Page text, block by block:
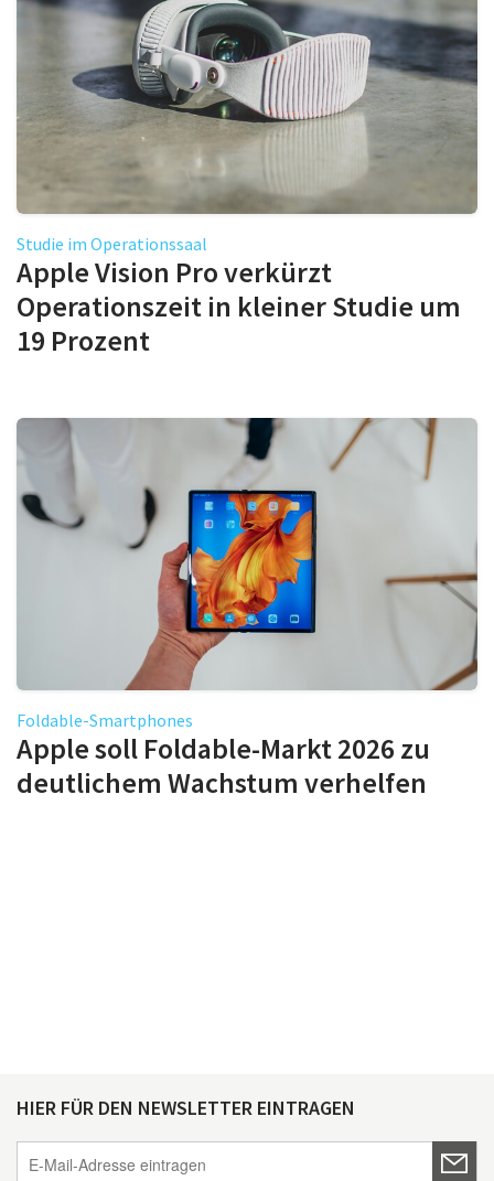
Studie im Operationssaal
Apple Vision Pro verkürzt
Operationszeit in kleiner Studie um
19 Prozent
Foldable-Smartphones
Apple soll Foldable-Markt 2026 zu
deutlichem Wachstum verhelfen
HIER FÜR DEN NEWSLETTER EINTRAGEN